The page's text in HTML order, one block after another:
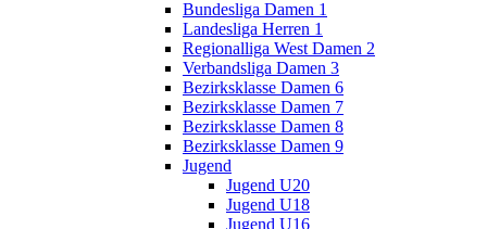
Bundesliga Damen 1
Landesliga Herren 1
Regionalliga West Damen 2
Verbandsliga Damen 3
Bezirksklasse Damen 6
Bezirksklasse Damen 7
Bezirksklasse Damen 8
Bezirksklasse Damen 9
Jugend
Jugend U20
Jugend U18
Jugend U16